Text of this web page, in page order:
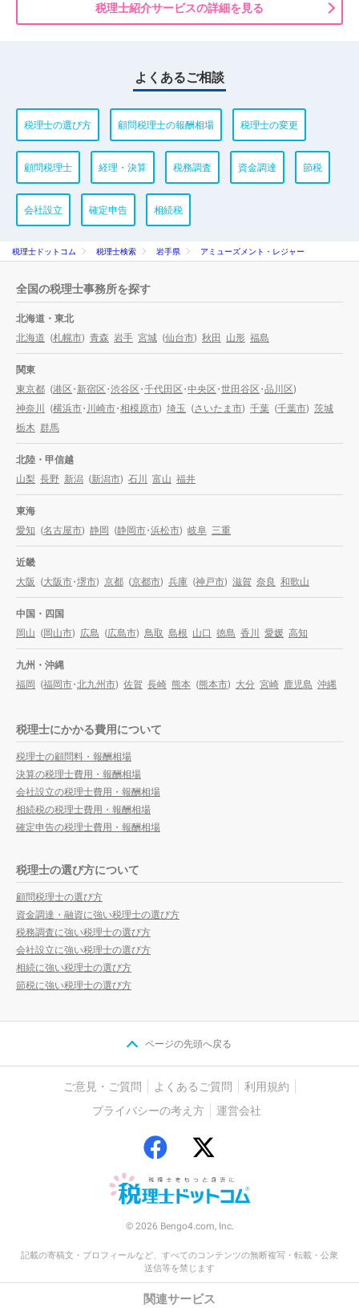
税理士紹介サービスの詳細を見る
よくあるご相談
税理士の選び方 顧問税理士の報酬相場 税理士の変更
顧問税理士 経理・決算 税務調査 資金調達 節税
会社設立 確定申告 相続税
税理士ドットコム 税理士検索 岩手県 アミューズメント・レジャー
全国の税理士事務所を探す
北海道・東北
北海道 (札幌市) 青森 岩手 宮城 (仙台市) 秋田 山形 福島
関東
東京都 (港区・新宿区・渋谷区・千代田区・中央区・世田谷区・品川区)
神奈川
(横浜市・川崎市・相模原市) 埼玉 (さいたま市) 千葉 (千葉市) 茨城
栃木 群馬
北陸・甲信越
山梨 長野 新潟 (新潟市) 石川 富山 福井
東海
愛知 (名古屋市) 静岡 (静岡市・浜松市) 岐阜 三重
近畿
大阪 (大阪市・堺市) 京都 (京都市) 兵庫 (神戸市) 滋賀 奈良 和歌山
中国・四国
岡山 (岡山市) 広島 (広島市) 鳥取 島根 山口 徳島 香川 愛媛 高知
九州・沖縄
福岡 (福岡市・北九州市) 佐賀 長崎 熊本 (熊本市) 大分 宮崎 鹿児島 沖縄
税理士にかかる費用について
税理士の顧問料・報酬相場
決算の税理士費用・報酬相場
会社設立の税理士費用・報酬相場
相続税の税理士費用・報酬相場
確定申告の税理士費用・報酬相場
税理士の選び方について
顧問税理士の選び方
資金調達・融資に強い税理士の選び方
税務調査に強い税理士の選び方
会社設立に強い税理士の選び方
相続に強い税理士の選び方
節税に強い税理士の選び方
ページの先頭へ戻る
ご意見・ご質問 よくあるご質問
利用規約
プライバシーの考え方
運営会社
© 2026 Bengo4.com, Inc.
記載の寄稿文・プロフィールなど、すべてのコンテンツの無断複写・転載・公衆
送信等を禁じます
関連サービス